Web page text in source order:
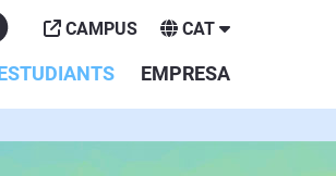
EMPRESA
CAMPUS CAT